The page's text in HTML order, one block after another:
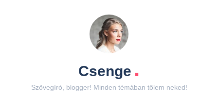
Csenge .
Szövegíró, blogger! Minden témában tőlem neked!